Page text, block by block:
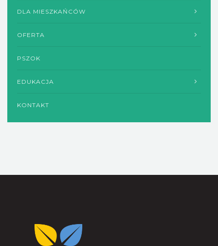
DLA MIESZKAŃCÓW
OFERTA
PSZOK
EDUKACJA
KONTAKT